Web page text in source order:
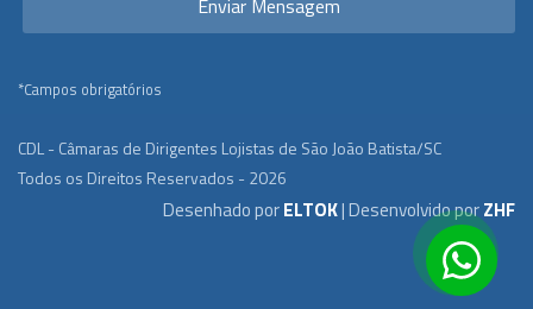
*Campos obrigatórios
CDL - Câmaras de Dirigentes Lojistas de São João Batista/SC
Todos os Direitos Reservados - 2026
Desenhado porELTOK| Desenvolvido porZHF